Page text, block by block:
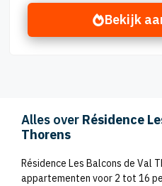
Bekijk
Alles over Résidence
Thorens
Résidence Les Balcons de Val
appartementen voor 2 tot 16